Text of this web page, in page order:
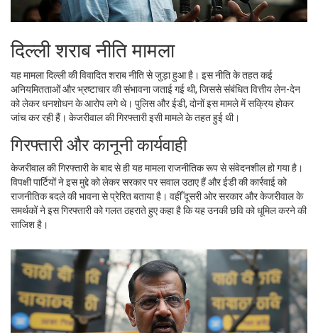
दिल्ली शराब नीति मामला
यह मामला दिल्ली की विवादित शराब नीति से जुड़ा हुआ है। इस नीति के तहत कई
अनियमितताओं और भ्रष्‍टाचार की संभावना जताई गई थी, जिससे संबंधित वित्तीय लेन-देन
को लेकर धनशोधन के आरोप लगे थे। पुलिस और ईडी, दोनों इस मामले में सक्रिय होकर
जांच कर रही हैं। केजरीवाल की गिरफ्तारी इसी मामले के तहत हुई थी।
गिरफ्तारी और कानूनी कार्यवाही
केजरीवाल की गिरफ्तारी के बाद से ही यह मामला राजनीतिक रूप से संवेदनशील हो गया है।
विपक्षी पार्टियों ने इस मुद्दे को लेकर सरकार पर सवाल उठाए हैं और ईडी की कार्रवाई को
राजनीतिक बदले की भावना से प्रेरित बताया है। वहीँ दूसरी ओर सरकार और केजरीवाल के
समर्थकों ने इस गिरफ्तारी को गलत ठहराते हुए कहा है कि यह उनकी छवि को धूमिल करने की
साजिश है।